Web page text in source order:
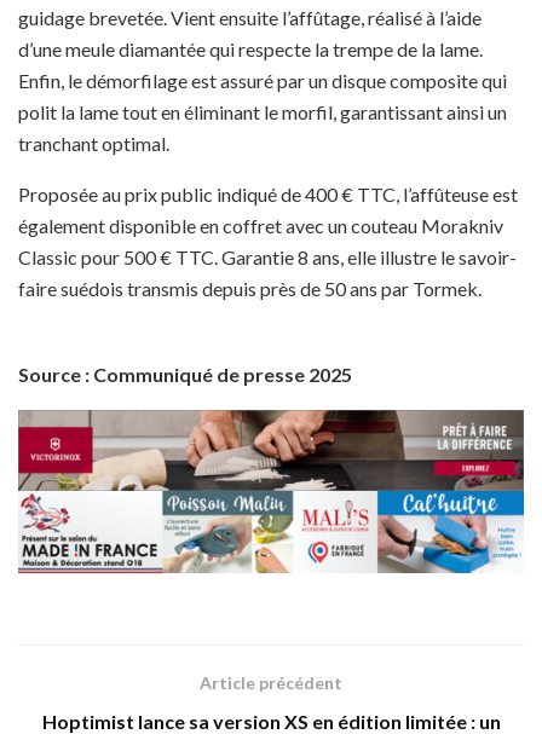
guidage brevetée. Vient ensuite l’affûtage, réalisé à l’aide
d’une meule diamantée qui respecte la trempe de la lame.
Enfin, le démorfilage est assuré par un disque composite qui
polit la lame tout en éliminant le morfil, garantissant ainsi un
tranchant optimal.
Proposée au prix public indiqué de 400 € TTC, l’affûteuse est
également disponible en coffret avec un couteau Morakniv
Classic pour 500 € TTC. Garantie 8 ans, elle illustre le savoir-
faire suédois transmis depuis près de 50 ans par Tormek.
Source : Communiqué de presse 2025
Article précédent
Hoptimist lance sa version XS en édition limitée : un